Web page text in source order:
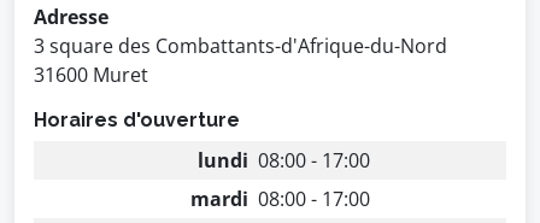
Adresse
3 square des Combattants-d'Afrique-du-Nord
31600 Muret
Horaires d'ouverture
lundi 08:00 - 17:00
mardi 08:00 - 17:00